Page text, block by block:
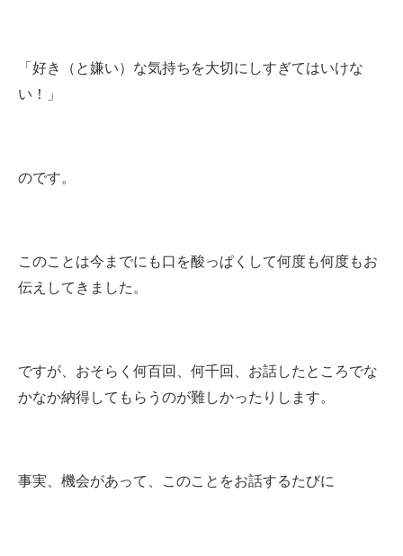
「好き（と嫌い）な気持ちを大切にしすぎてはいけな
い！」
のです。
このことは今までにも口を酸っぱくして何度も何度もお
伝えしてきました。
ですが、おそらく何百回、何千回、お話したところでな
かなか納得してもらうのが難しかったりします。
事実、機会があって、このことをお話するたびに